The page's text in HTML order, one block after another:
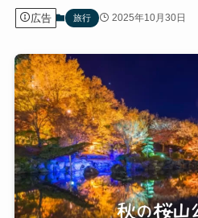
広告 旅行 2025年10月30日